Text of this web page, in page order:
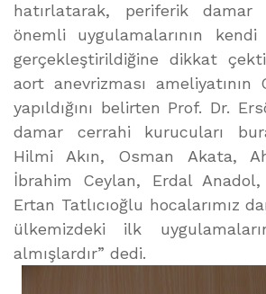
hatırlatarak, periferik damar
önemli uygulamalarının kendi
gerçekleştirildiğine dikkat
aort anevrizması ameliyatının
yapıldığını belirten Prof. Dr.
damar cerrahi kurucuları
Hilmi Akın, Osman Akata,
İbrahim Ceylan, Erdal Anadol,
Ertan Tatlıcıoğlu hocalarımız
ülkemizdeki ilk
almışlardır” dedi.